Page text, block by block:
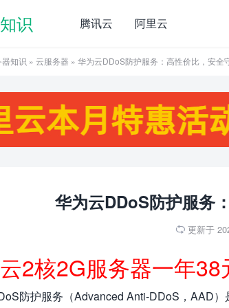
识 腾讯云 阿里云
知识 » 云服务器 » 华为云DDoS防护服务：高性价比，安全
华为云DDoS防护服务
 更新于
2核2G服务器一年
防护服务（Advanced Anti-DDoS，AAD